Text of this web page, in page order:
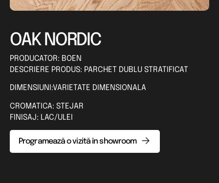
OAK NORDIC
PRODUCATOR: BOEN
DESCRIERE PRODUS: PARCHET DUBLU STRATIFICAT
DIMENSIUNI:VARIETATE DIMENSIONALA
CROMATICA: STEJAR
FINISAJ: LAC/ULEI
Programează o vizită în showroom